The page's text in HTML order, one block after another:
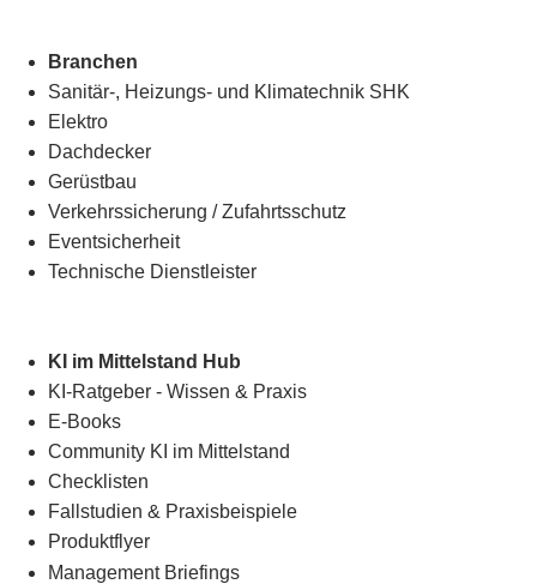
Branchen
Sanitär-, Heizungs- und Klimatechnik SHK
Elektro
Dachdecker
Gerüstbau
Verkehrssicherung /Zufahrtsschutz
Eventsicherheit
Technische Dienstleister
KI im Mittelstand Hub
KI-Ratgeber - Wissen & Praxis
E-Books
Community KI im Mittelstand
Checklisten
Fallstudien & Praxisbeispiele
Produktflyer
Management Briefings